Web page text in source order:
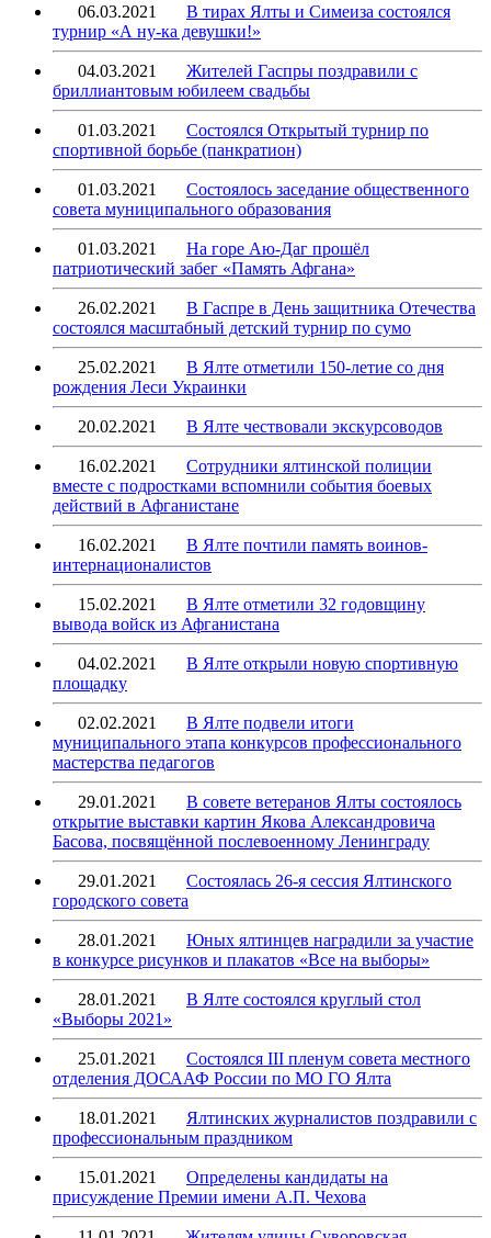
06.03.2021
В тирах Ялты и Симеиза состоялся
турнир «А ну-ка девушки!»
04.03.2021
Жителей Гаспры поздравили с
бриллиантовым юбилеем свадьбы
01.03.2021
Состоялся Открытый турнир по
спортивной борьбе (панкратион)
01.03.2021
Состоялось заседание общественного
совета муниципального образования
01.03.2021
На горе Аю-Даг прошёл
патриотический забег «Память Афгана»
26.02.2021
В Гаспре в День защитника Отечества
состоялся масштабный детский турнир по сумо
25.02.2021
В Ялте отметили 150-летие со дня
рождения Леси Украинки
20.02.2021 В Ялте чествовали экскурсоводов
16.02.2021
Сотрудники ялтинской полиции
вместе с подростками вспомнили события боевых
действий в Афганистане
16.02.2021
В Ялте почтили память воинов-
интернационалистов
15.02.2021
В Ялте отметили 32 годовщину
вывода войск из Афганистана
04.02.2021
В Ялте открыли новую спортивную
площадку
02.02.2021
В Ялте подвели итоги
муниципального этапа конкурсов профессионального
мастерства педагогов
29.01.2021
В совете ветеранов Ялты состоялось
открытие выставки картин Якова Александровича
Басова, посвящённой послевоенному Ленинграду
29.01.2021
Состоялась 26-я сессия Ялтинского
городского совета
28.01.2021
Юных ялтинцев наградили за участие
в конкурсе рисунков и плакатов «Все на выборы»
28.01.2021
В Ялте состоялся круглый стол
«Выборы 2021»
25.01.2021
Состоялся III пленум совета местного
отделения ДОСААФ России по МО ГО Ялта
18.01.2021
Ялтинских журналистов поздравили с
профессиональным праздником
15.01.2021
Определены кандидаты на
присуждение Премии имени А.П. Чехова